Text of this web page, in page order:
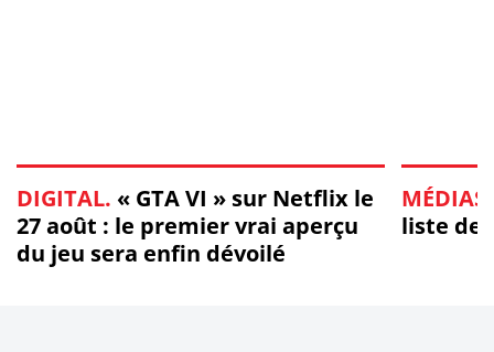
DIGITAL. « GTA VI » sur Netflix le
27 août : le premier vrai aperçu
du jeu sera enfin dévoilé
MÉDIAS.
liste